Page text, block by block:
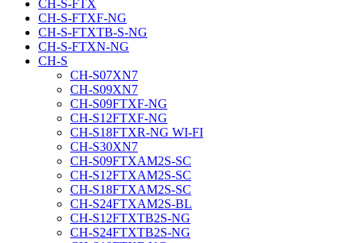
CH-S-FTX
CH-S-FTXF-NG
CH-S-FTXTB-S-NG
CH-S-FTXN-NG
CH-S
CH-S07XN7
CH-S09XN7
CH-S09FTXF-NG
CH-S12FTXF-NG
CH-S18FTXR-NG WI-FI
CH-S30XN7
CH-S09FTXAM2S-SC
CH-S12FTXAM2S-SC
CH-S18FTXAM2S-SC
CH-S24FTXAM2S-BL
CH-S12FTXTB2S-NG
CH-S24FTXTB2S-NG